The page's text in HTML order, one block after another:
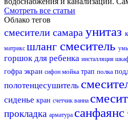
Смотреть все статьи
Облако тегов
смесители самара унитаз
матрикс шланг смеситель
горшок для ребенка инсталляция
гофра экран сифон мойка трап полка
полотенцесушитель
сиденье кран счетчик ванна
прокладка арматура санфаянс